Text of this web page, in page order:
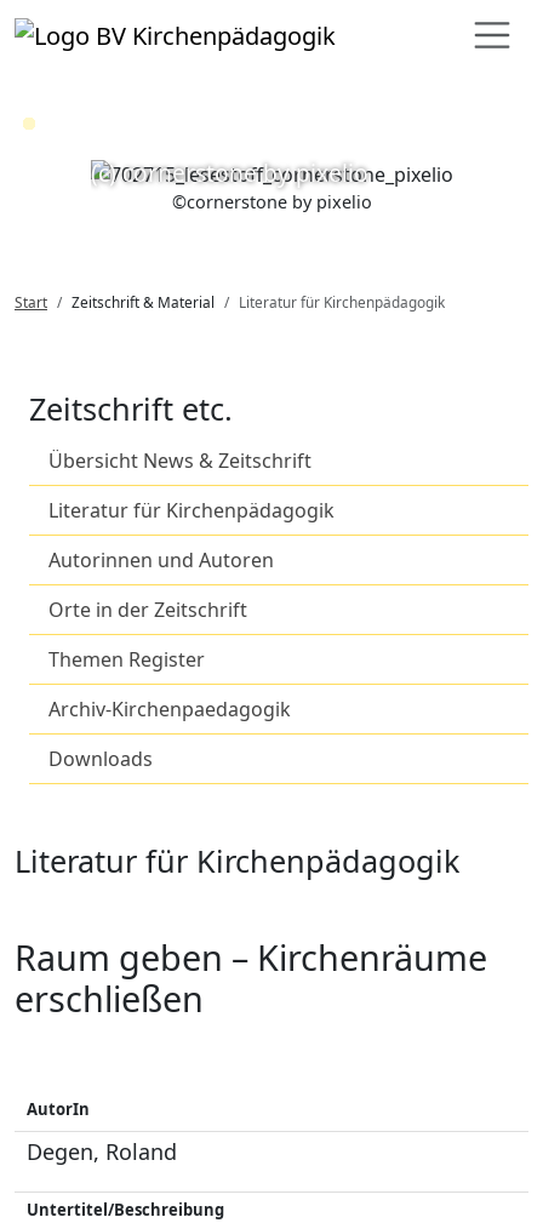
©cornerstone by pixelio
(c) cornerstone by pixelio
Start Zeitschrift & Material Literatur für Kirchenpädagogik
Zeitschrift etc.
Übersicht News & Zeitschrift
Literatur für Kirchenpädagogik
Autorinnen und Autoren
Orte in der Zeitschrift
Themen Register
Archiv-Kirchenpaedagogik
Downloads
Literatur für Kirchenpädagogik
Raum geben – Kirchenräume
erschließen
AutorIn
Degen, Roland
Untertitel/Beschreibung